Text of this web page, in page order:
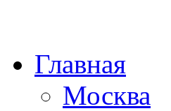
Главная
Москва